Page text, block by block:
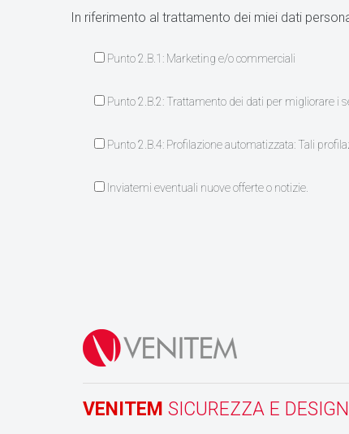
In riferimento al trattamento dei miei dati
Punto 2.B.1: Marketing e/o commerciali
Punto 2.B.2: Trattamento dei dati per migliorare i
Punto 2.B.4: Profilazione automatizzata: Tali
Inviatemi eventuali nuove offerte o notizie.
VENITEM SICUREZZA E